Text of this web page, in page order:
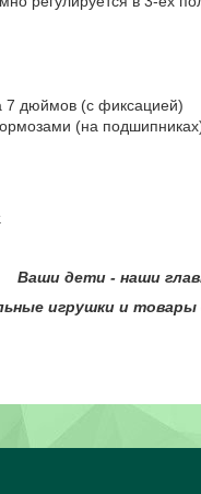
7 дюймов (с фиксацией)
(на
главные
игрушки и товары